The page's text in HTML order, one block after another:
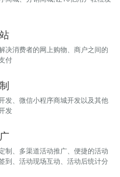
决消费者的网上购物、商户之间的
付
发、微信小程序商城开发以及其他
发
制、多渠道活动推广、便捷的活动
到、活动现场互动、活动后统计分